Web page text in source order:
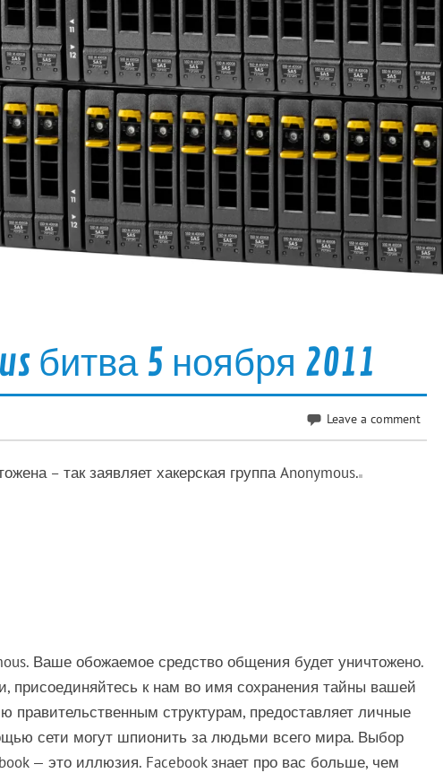
битва 5 ноября 2011
Leave a comment
– так заявляет хакерская группа Anonymous.
Ваше обожаемое средство общения будет уничтожено.
к нам во имя сохранения тайны вашей
структурам, предоставляет личные
сети могут шпионить за людьми всего мира. Выбор
— это иллюзия. Facebook знает про вас больше, чем